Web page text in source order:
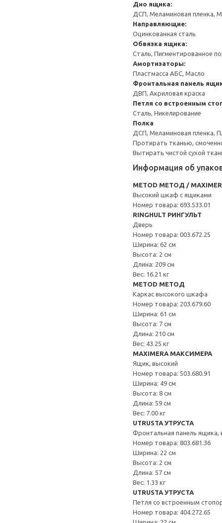
Дно ящика:
ДСП, Меламиновая пленка,
Направляющие:
Оцинкованная сталь
Обвязка ящика:
Сталь, Пигментированное
Амортизаторы:
Пластмасса АБС, Масло
Фронтальная панель
ДВП, Акриловая краска
Петля со встроенным
Сталь, Никелирование
Полка
ДСП, Меламиновая пленка,
Протирать тканью,
Вытирать чистой сухой
Информация об
METOD МЕТОД /
Высокий шкаф с ящиками
Номер товара: 693.533.01
RINGHULT РИНГУЛЬТ
Дверь
Номер товара: 003.672.25
Ширина: 62 см
Высота: 2 см
Длина: 209 см
Вес: 16.21 кг
METOD МЕТОД
Каркас высокого шкафа
Номер товара: 203.679.60
Ширина: 61 см
Высота: 7 см
Длина: 210 см
Вес: 43.25 кг
MAXIMERA МАКСИМЕРА
Ящик, высокий
Номер товара: 503.680.91
Ширина: 49 см
Высота: 8 см
Длина: 59 см
Вес: 7.00 кг
UTRUSTA УТРУСТА
Фронтальная панель ящика,
Номер товара: 803.681.36
Ширина: 22 см
Высота: 2 см
Длина: 57 см
Вес: 1.33 кг
UTRUSTA УТРУСТА
Петля со встроенным
Номер товара: 404.272.65